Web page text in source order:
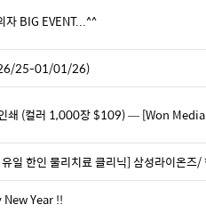
자 BIG EVENT...^^
25-01/01/26)
쇄 (컬러 1,000장 $109) — [Won
Year !!